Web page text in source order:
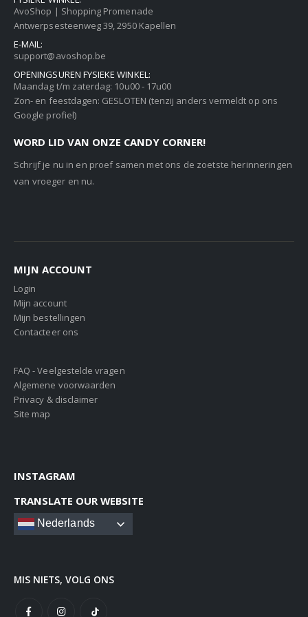
AvoShop | Shopping Promenade
Antwerpsesteenweg 39, 2950 Kapellen
E-MAIL:
support@avoshop.be
OPENINGSUREN FYSIEKE WINKEL:
Maandag t/m zaterdag: 10u00 - 17u00
Zon- en feestdagen: GESLOTEN (tenzij anders vermeldt op ons
Google profiel)
WORD LID VAN ONZE CANDY CORNER!
Schrijf je nu in en proef samen met ons de zoetste herinneringen
van vroeger en nu.
MIJN ACCOUNT
Login
Mijn account
Mijn bestellingen
Contacteer ons
FAQ - Veelgestelde vragen
Algemene voorwaarden
Privacy & disclaimer
Site map
INSTAGRAM
TRANSLATE OUR WEBSITE
Nederlands
MIS NIETS, VOLG ONS